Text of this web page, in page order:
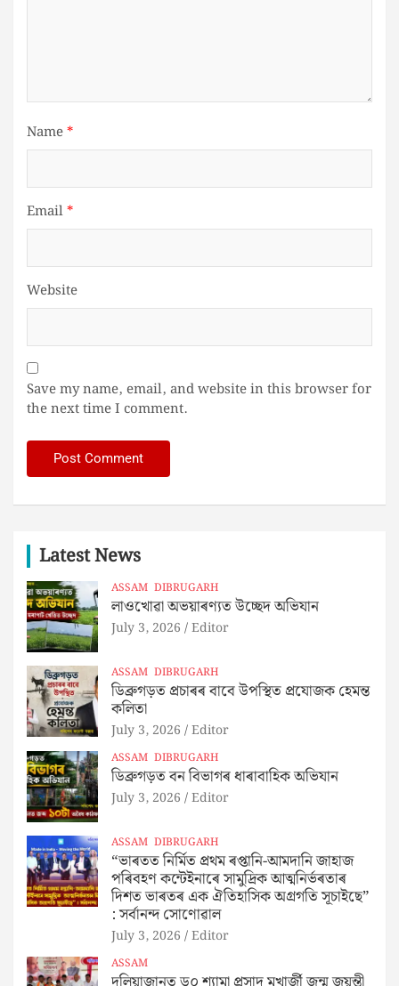
Name*
Email*
Website
Save my name, email, and website in this browser for
the next time I comment.
Latest News
ASSAM DIBRUGARH
লাওখোৱা অভয়াৰণ্যত উচ্ছেদ অভিযান
July 3, 2026 Editor
ASSAM DIBRUGARH
ডিব্ৰুগড়ত প্ৰচাৰৰ বাবে উপস্থিত প্ৰযোজক হেমন্ত
কলিতা
July 3, 2026 Editor
ASSAM DIBRUGARH
ডিব্ৰুগড়ত বন বিভাগৰ ধাৰাবাহিক অভিযান
July 3, 2026 Editor
ASSAM DIBRUGARH
“ভাৰতত নিৰ্মিত প্ৰথম ৰপ্তানি-আমদানি জাহাজ
পৰিবহণ কন্টেইনাৰে সামুদ্রিক আত্মনিৰ্ভৰতাৰ
দিশত ভাৰতৰ এক ঐতিহাসিক অগ্রগতি সূচাইছে”
: সর্বানন্দ সোণোৱাল
July 3, 2026 Editor
ASSAM